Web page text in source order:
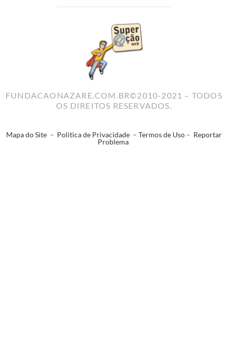
FUNDACAONAZARE.COM.BR©2010-2021 – TODOS
OS DIREITOS RESERVADOS.
Mapa do Site – Politica de Privacidade – Termos de Uso – Reportar
Problema